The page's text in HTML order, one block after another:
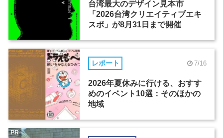
台湾最大のデザイン見本市
「2026台湾クリエイティブエキ
スポ」が8月31日まで開催
レポート 7/16
2026年夏休みに行ける、おすす
めのイベント10選：そのほかの
地域
PR